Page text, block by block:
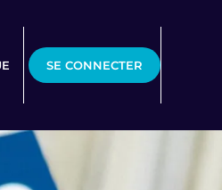
SE CONNECTER